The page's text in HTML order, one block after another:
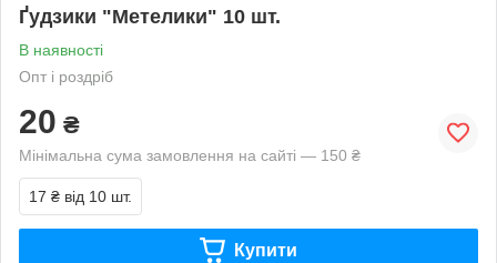
Ґудзики "Метелики" 10 шт.
В наявності
Опт і роздріб
20 ₴
Мінімальна сума замовлення на сайті — 150 ₴
17 ₴ від 10 шт.
Купити